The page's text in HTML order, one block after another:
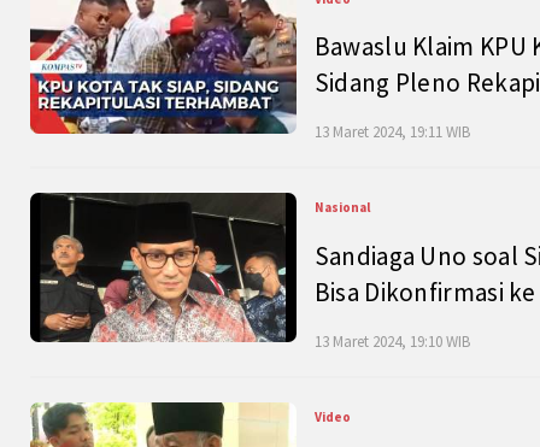
Bawaslu Klaim
Sidang Pleno
13 Maret 2024, 19:11 WIB
Nasional
Sandiaga Uno soal
Bisa Dikonfirmasi
13 Maret 2024, 19:10 WIB
Video